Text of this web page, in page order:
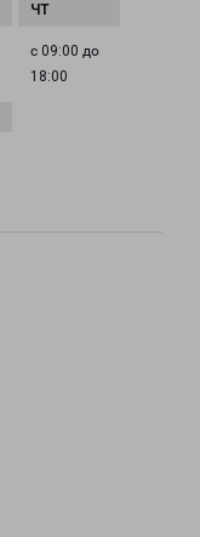
с 09:00 до
18:00